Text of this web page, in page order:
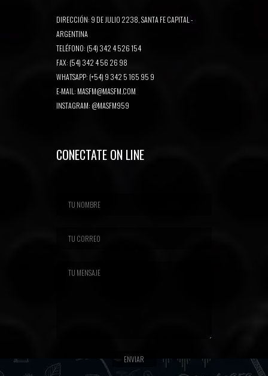
DIRECCIÓN: 9 DE JULIO 2238, SANTA FE CAPITAL -
ARGENTINA
TELÉFONO: (54) 342 4 526 154
FAX: (54) 342 4 56 26 98
WHATSAPP: (+54) 9 342 5 165 95 9
E-MAIL: MASFM@MASFM.COM
INSTAGRAM: @MASFM959
CONECTATE ON LINE